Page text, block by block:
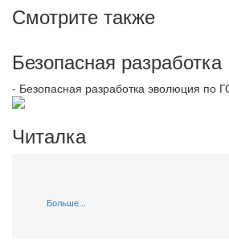
Смотрите также
Безопасная разработка
- Безопасная разработка эволюция по
Читалка
Больше...